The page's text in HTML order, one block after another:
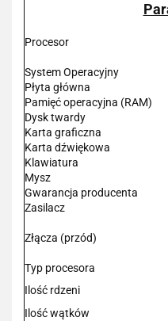
Procesor
System Operacyjny
Płyta główna
Pamięć operacyjna (RAM)
Dysk twardy
Karta graficzna
Karta dźwiękowa
Klawiatura
Mysz
Gwarancja producenta
Zasilacz
Złącza (przód)
Typ procesora
Ilość rdzeni
Ilość wątków